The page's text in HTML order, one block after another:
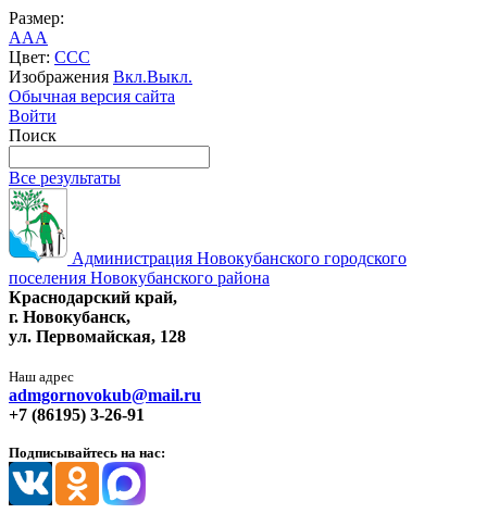
Размер:
AAA
Цвет: CCC
Изображения Вкл.Выкл.
Обычная версия сайта
Войти
Поиск
Все результаты
Администрация Новокубанского городского
поселения Новокубанского района
Краснодарский край,
г. Новокубанск,
ул. Первомайская, 128
Наш адрес
admgornovokub@mail.ru
+7 (86195) 3-26-91
Подписывайтесь на нас: